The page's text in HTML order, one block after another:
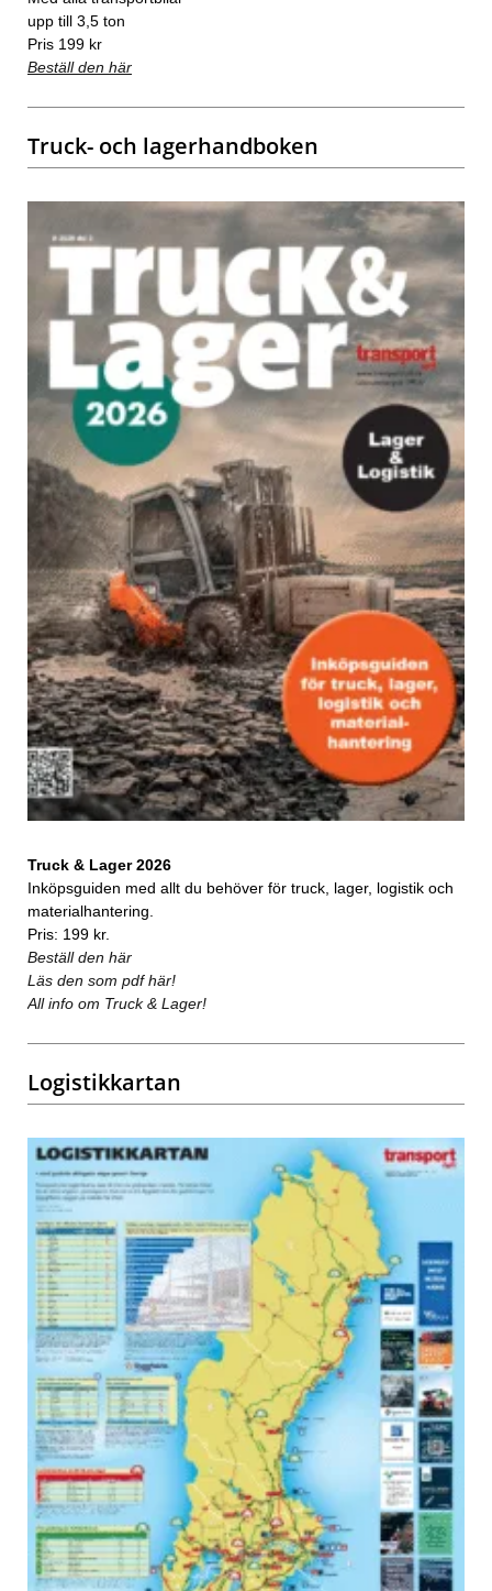
upp till 3,5 ton
Pris 199 kr
Beställ den här
Truck- och lagerhandboken
Truck & Lager 2026
Inköpsguiden med allt du behöver för truck, lager, logistik och
materialhantering.
Pris: 199 kr.
Beställ den här
Läs den som pdf här!
All info om Truck & Lager!
Logistikkartan